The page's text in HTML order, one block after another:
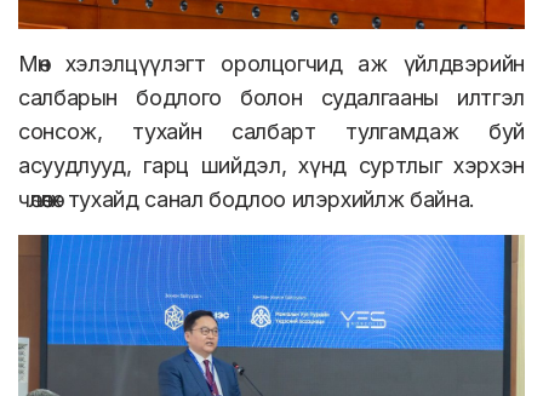
Мөн хэлэлцүүлэгт оролцогчид аж үйлдвэрийн
салбарын бодлого болон судалгааны илтгэл
сонсож, тухайн салбарт тулгамдаж буй
асуудлууд, гарц шийдэл, хүнд суртлыг хэрхэн
чөлөөлөх тухайд санал бодлоо илэрхийлж байна.